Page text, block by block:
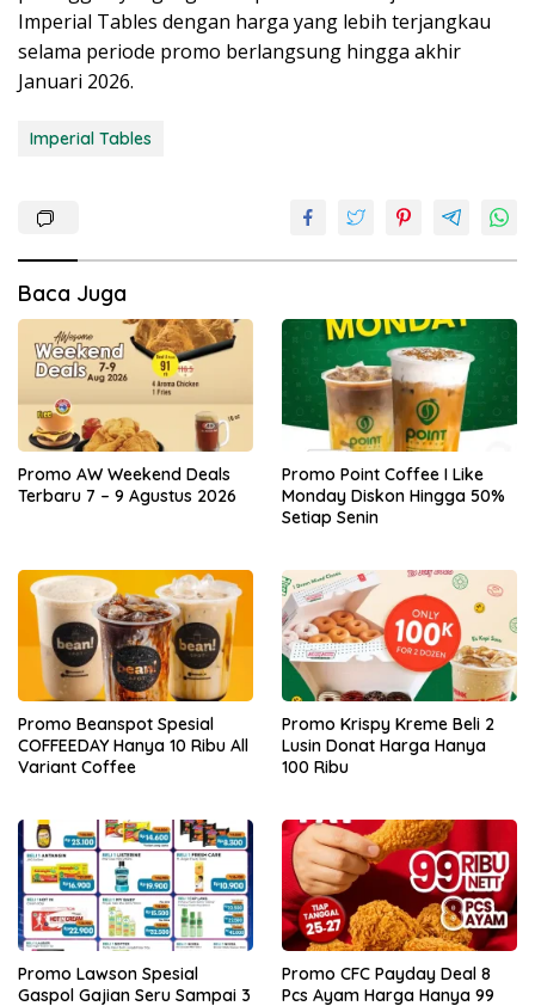
Imperial Tables dengan harga yang lebih terjangkau
selama periode promo berlangsung hingga akhir
Januari 2026.
Imperial Tables
Baca Juga
Promo AW Weekend Deals
Terbaru 7 – 9 Agustus 2026
Promo Point Coffee I Like
Monday Diskon Hingga 50%
Setiap Senin
Promo Beanspot Spesial
COFFEEDAY Hanya 10 Ribu All
Variant Coffee
Promo Krispy Kreme Beli 2
Lusin Donat Harga Hanya
100 Ribu
Promo Lawson Spesial
Gaspol Gajian Seru Sampai 3
Promo CFC Payday Deal 8
Pcs Ayam Harga Hanya 99